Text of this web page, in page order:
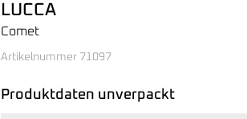
LUCCA
Comet
Artikelnummer 71097
Produktdaten unverpackt